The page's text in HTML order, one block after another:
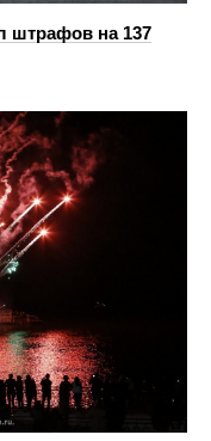
штрафов на 137